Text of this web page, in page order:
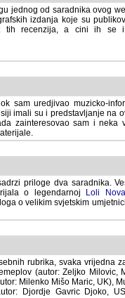
jednog od saradnika ovog
izdanja koje su
tih recenzija, a cini ih se
sam uredjivao muzicko-
imali su i predstavljanje na
zainteresovao sam i neka
priloge dva saradnika.
o legendarnoj
Loli
o velikim svjetskim
rubrika, svaka vrijedna
(autor: Zeljko Milovic,
Milenko Mišo Maric, UK),
Djordje Gavric Djoko,